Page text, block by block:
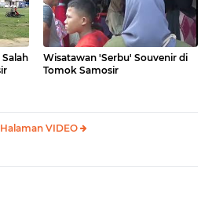
Wisatawan 'Serbu' Souvenir di
Tomok Samosir
VIDEO